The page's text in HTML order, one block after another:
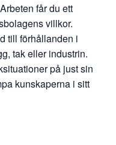
får du ett
villkor.
till förhållanden i
tak eller industrin.
på just sin
kunskaperna i sitt